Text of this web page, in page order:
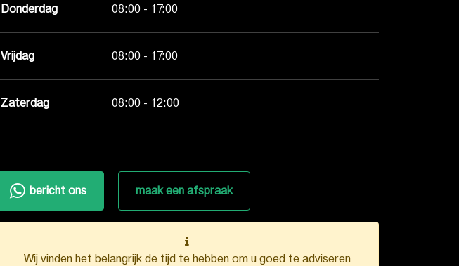
Donderdag 08:00 - 17:00
Vrijdag 08:00 - 17:00
Zaterdag 08:00 - 12:00
bericht ons maak een afspraak
Wij vinden het belangrijk de tijd te hebben om u goed te adviseren